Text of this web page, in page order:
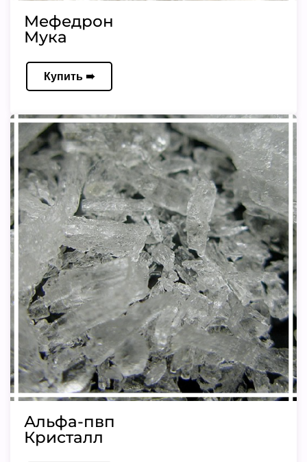
Мефедрон
Мука
Купить ➠
Альфа-пвп
Кристалл